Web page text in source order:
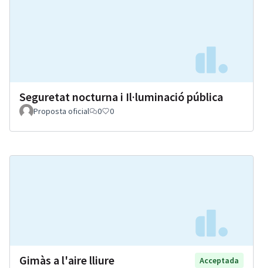
Seguretat nocturna i Il·luminació pública
Proposta oficial 0 0
Gimàs a l'aire lliure
Acceptada